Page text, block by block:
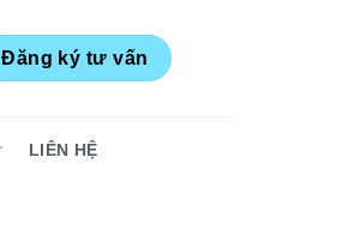
Đăng ký tư vấn
LIÊN HỆ